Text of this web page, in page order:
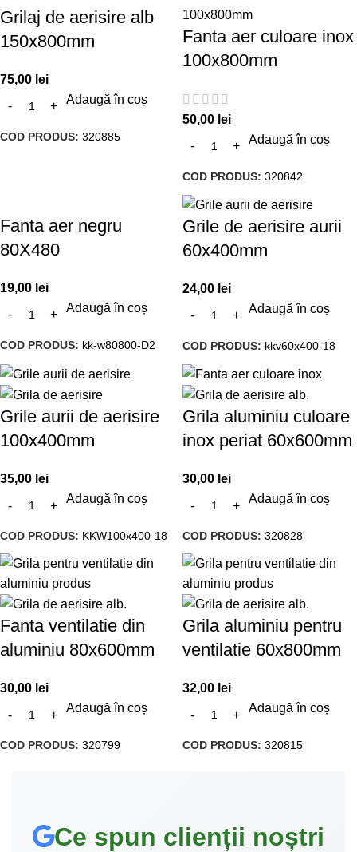
Grilaj de aerisire alb
150x800mm
75,00 lei
Adaugă în coș
COD PRODUS: 320885
Fanta aer culoare inox
100x800mm
50,00 lei
Adaugă în coș
COD PRODUS: 320842
Fanta aer negru
80X480
19,00 lei
Adaugă în coș
COD PRODUS: kk-w80800-D2
Grile de aerisire aurii
60x400mm
24,00 lei
Adaugă în coș
COD PRODUS: kkv60x400-18
Grile aurii de aerisire
100x400mm
35,00 lei
Adaugă în coș
COD PRODUS: KKW100x400-18
Grila aluminiu culoare
inox periat 60x600mm
30,00 lei
Adaugă în coș
COD PRODUS: 320828
Fanta ventilatie din
aluminiu 80x600mm
30,00 lei
Adaugă în coș
COD PRODUS: 320799
Grila aluminiu pentru
ventilatie 60x800mm
32,00 lei
Adaugă în coș
COD PRODUS: 320815
Ce spun clienții noștri